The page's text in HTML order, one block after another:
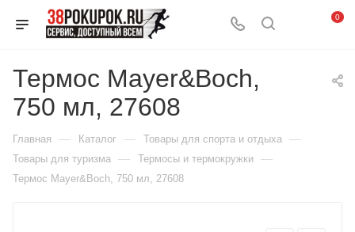
0
Термос Mayer&Boch,
750 мл, 27608
Главная — Каталог — Товары для спорта и отдыха —
Товары для туризма — Термосы и термокружки —
Термос Mayer&Boch, 750 мл, 27608